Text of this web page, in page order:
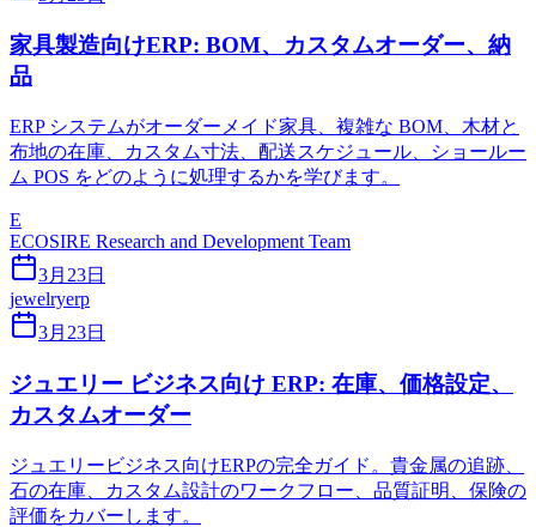
家具製造向けERP: BOM、カスタムオーダー、納
品
ERP システムがオーダーメイド家具、複雑な BOM、木材と
布地の在庫、カスタム寸法、配送スケジュール、ショールー
ム POS をどのように処理するかを学びます。
E
ECOSIRE Research and Development Team
3月23日
jewelryerp
3月23日
ジュエリー ビジネス向け ERP: 在庫、価格設定、
カスタムオーダー
ジュエリービジネス向けERPの完全ガイド。貴金属の追跡、
石の在庫、カスタム設計のワークフロー、品質証明、保険の
評価をカバーします。